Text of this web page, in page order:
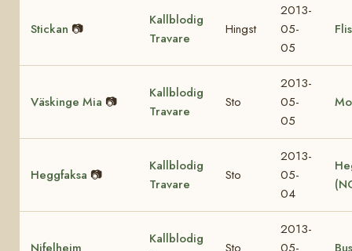
Stickan 📷
Kallblodig
Travare
Hingst
2013-
05-
05
Väskinge Mia 📷
Kallblodig
Travare
Sto
2013-
05-
05
Heggfaksa 📷
Kallblodig
Travare
Sto
2013-
05-
04
Nifelheim
Kallblodig
Sto
2013-
05-